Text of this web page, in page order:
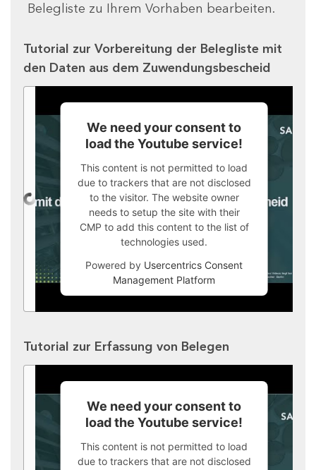
Belegliste zu Ihrem Vorhaben bearbeiten.
Tutorial zur Vorbereitung der Belegliste mit
den Daten aus dem Zuwendungsbescheid
We need your consent to
load the Youtube service!
This content is not permitted to load
due to trackers that are not disclosed
to the visitor. The website owner
needs to setup the site with their
CMP to add this content to the list of
technologies used.
Powered by Usercentrics Consent
Management Platform
Tutorial zur Erfassung von Belegen
We need your consent to
load the Youtube service!
This content is not permitted to load
due to trackers that are not disclosed